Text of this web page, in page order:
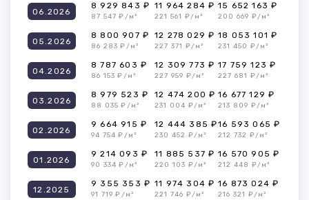
06.2026
8 929 843 ₽
87 547 ₽/м²
11 964 284 ₽
221 561 ₽/м²
15 652 163 ₽
200 669 ₽/м²
05.2026
8 800 907 ₽
86 283 ₽/м²
12 278 029 ₽
227 371 ₽/м²
18 053 101 ₽
231 450 ₽/м²
04.2026
8 787 603 ₽
86 153 ₽/м²
12 309 773 ₽
227 959 ₽/м²
17 759 123 ₽
227 681 ₽/м²
03.2026
8 979 523 ₽
88 035 ₽/м²
12 474 200 ₽
231 004 ₽/м²
16 677 129 ₽
213 809 ₽/м²
02.2026
9 664 915 ₽
94 754 ₽/м²
12 444 385 ₽
230 452 ₽/м²
16 593 065 ₽
212 732 ₽/м²
01.2026
9 214 093 ₽
90 334 ₽/м²
11 885 537 ₽
220 103 ₽/м²
16 570 905 ₽
212 448 ₽/м²
12.2025
9 355 353 ₽
91 719 ₽/м²
11 974 304 ₽
221 746 ₽/м²
16 873 024 ₽
216 321 ₽/м²